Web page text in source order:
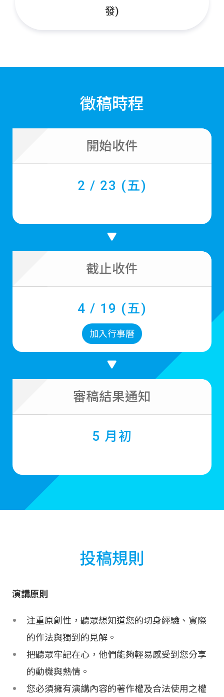
發)
徵稿時程
開始收件
2 / 23 (五)
截止收件
4 / 19 (五)
加入行事曆
審稿結果通知
5 月初
投稿規則
演講原則
注重原創性，聽眾想知道您的切身經驗、實際
的作法與獨到的見解。
把聽眾牢記在心，他們能夠輕易感受到您分享
的動機與熱情。
您必須擁有演講內容的著作權及合法使用之權